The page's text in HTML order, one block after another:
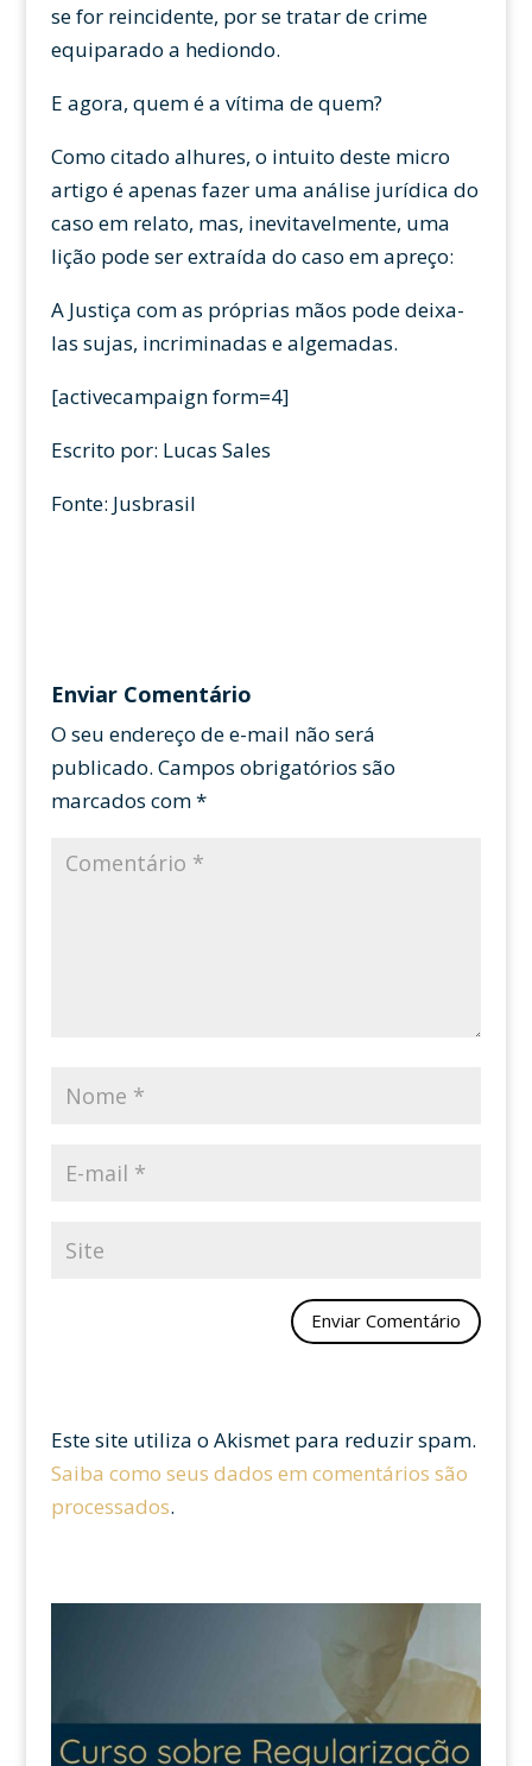
se for reincidente, por se tratar de crime
equiparado a hediondo.
E agora, quem é a vítima de quem?
Como citado alhures, o intuito deste micro
artigo é apenas fazer uma análise jurídica do
caso em relato, mas, inevitavelmente, uma
lição pode ser extraída do caso em apreço:
A Justiça com as próprias mãos pode deixa-
las sujas, incriminadas e algemadas.
[activecampaign form=4]
Escrito por: Lucas Sales
Fonte: Jusbrasil
Enviar Comentário
O seu endereço de e-mail não será
publicado. Campos obrigatórios são
marcados com*
Este site utiliza o Akismet para reduzir spam.
Saiba como seus dados em comentários são
processados.